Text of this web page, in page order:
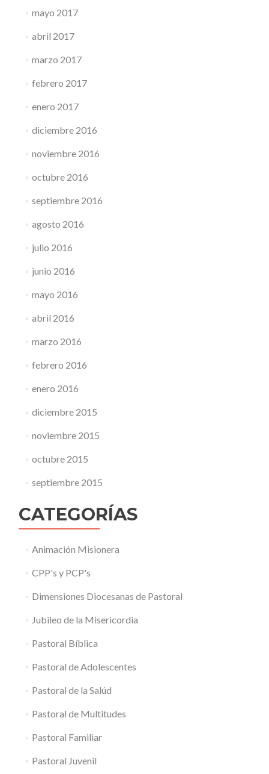
mayo 2017
abril 2017
marzo 2017
febrero 2017
enero 2017
diciembre 2016
noviembre 2016
octubre 2016
septiembre 2016
agosto 2016
julio 2016
junio 2016
mayo 2016
abril 2016
marzo 2016
febrero 2016
enero 2016
diciembre 2015
noviembre 2015
octubre 2015
septiembre 2015
CATEGORÍAS
Animación Misionera
CPP's y PCP's
Dimensiones Diocesanas de Pastoral
Jubileo de la Misericordia
Pastoral Bíblica
Pastoral de Adolescentes
Pastoral de la Salúd
Pastoral de Multitudes
Pastoral Familiar
Pastoral Juvenil